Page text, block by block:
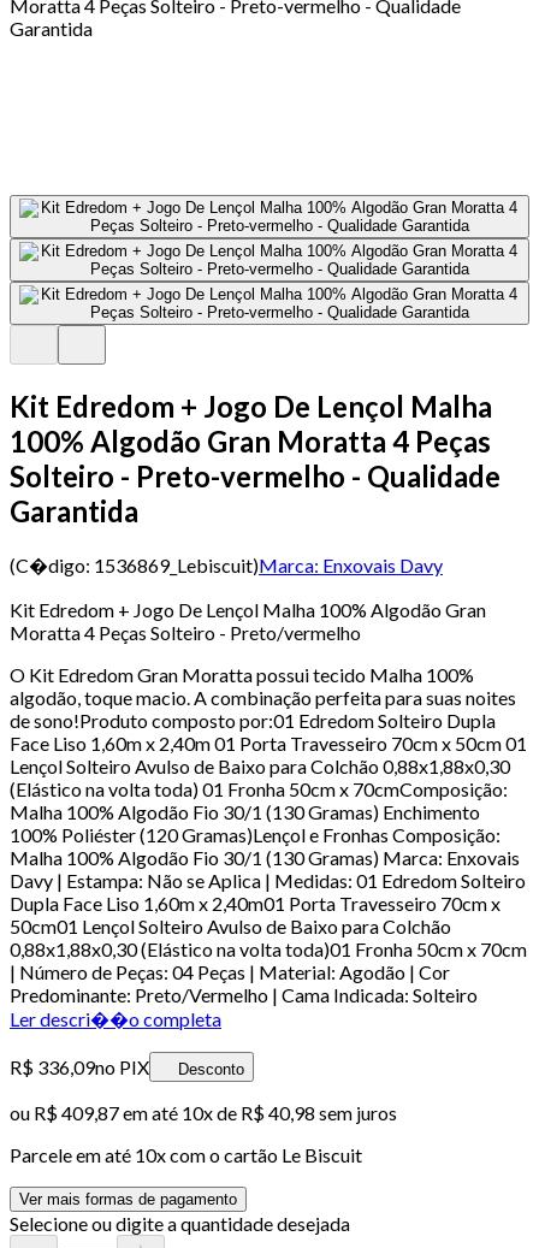
Kit Edredom + Jogo De Lençol Malha
100% Algodão Gran Moratta 4 Peças
Solteiro - Preto-vermelho - Qualidade
Garantida
(C�digo: 1536869_Lebiscuit)Marca: Enxovais Davy
Kit Edredom + Jogo De Lençol Malha 100% Algodão Gran
Moratta 4 Peças Solteiro - Preto/vermelho
O Kit Edredom Gran Moratta possui tecido Malha 100%
algodão, toque macio. A combinação perfeita para suas noites
de sono!Produto composto por:01 Edredom Solteiro Dupla
Face Liso 1,60m x 2,40m 01 Porta Travesseiro 70cm x 50cm 01
Lençol Solteiro Avulso de Baixo para Colchão 0,88x1,88x0,30
(Elástico na volta toda) 01 Fronha 50cm x 70cmComposição:
Malha 100% Algodão Fio 30/1 (130 Gramas) Enchimento
100% Poliéster (120 Gramas)Lençol e Fronhas Composição:
Malha 100% Algodão Fio 30/1 (130 Gramas) Marca: Enxovais
Davy | Estampa: Não se Aplica | Medidas: 01 Edredom Solteiro
Dupla Face Liso 1,60m x 2,40m01 Porta Travesseiro 70cm x
50cm01 Lençol Solteiro Avulso de Baixo para Colchão
0,88x1,88x0,30 (Elástico na volta toda)01 Fronha 50cm x 70cm
| Número de Peças: 04 Peças | Material: Agodão | Cor
Predominante: Preto/Vermelho | Cama Indicada: Solteiro
Ler descri��o completa
R$ 336,09no PIX Desconto
ou R$ 409,87em até 10x de R$ 40,98 sem juros
Parcele em até 10x com o cartão Le Biscuit
Ver mais formas de pagamento
Selecione ou digite a quantidade desejada